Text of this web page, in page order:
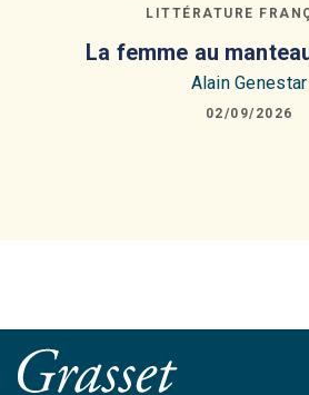
LITTÉRATURE
La femme au
Alain Genestar
02/09/2026